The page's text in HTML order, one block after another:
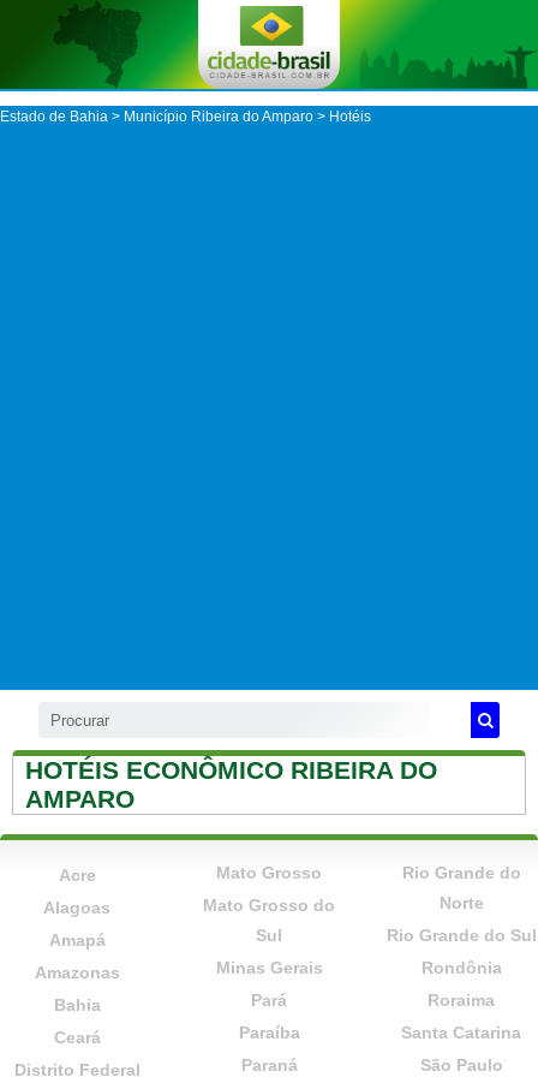
Estado de Bahia > Município Ribeira do Amparo > Hotéis
HOTÉIS ECONÔMICO RIBEIRA DO
AMPARO
Acre
Alagoas
Amapá
Amazonas
Bahia
Ceará
Distrito Federal
Mato Grosso
Mato Grosso do
Sul
Minas Gerais
Pará
Paraíba
Paraná
Rio Grande do
Norte
Rio Grande do Sul
Rondônia
Roraima
Santa Catarina
São Paulo